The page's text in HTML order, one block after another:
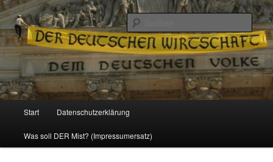
Reizzentrum
Politik, Wirtschaft, Soziales und Gesellschaft
Zum
Inhalt
Zum
sekundären
Start Datenschutzerklärung
Was soll DER Mist? (Impressumersatz)